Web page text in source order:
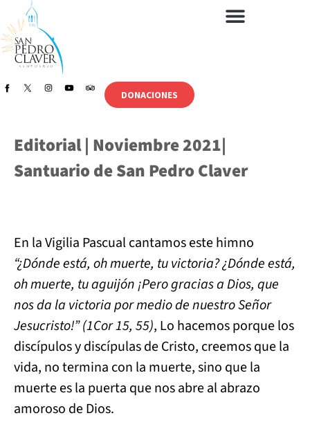
DONACIONES
Editorial | Noviembre 2021|
Santuario de San Pedro Claver
En la Vigilia Pascual cantamos este himno
“¿Dónde está, oh muerte, tu victoria? ¿Dónde está,
oh muerte, tu aguijón ¡Pero gracias a Dios, que
nos da la victoria por medio de nuestro Señor
Jesucristo!” (1Cor 15, 55), Lo hacemos porque los
discípulos y discípulas de Cristo, creemos que la
vida, no termina con la muerte, sino que la
muerte es la puerta que nos abre al abrazo
amoroso de Dios.